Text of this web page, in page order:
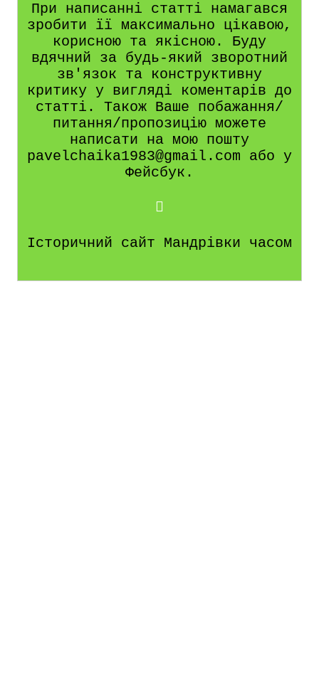
При написанні статті намагався
зробити її максимально цікавою,
корисною та якісною. Буду
вдячний за будь-який зворотний
зв'язок та конструктивну
критику у вигляді коментарів до
статті. Також Ваше побажання/
питання/пропозицію можете
написати на мою пошту
pavelchaika1983@gmail.com або у
Фейсбук.
Історичний сайт Мандрівки часом